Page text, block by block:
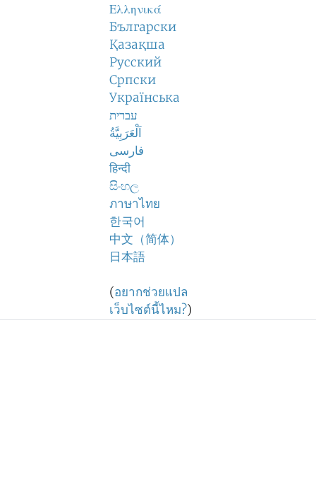
Ελληνικά
Български
Қазақша
Русский
Српски
Українська
עברית
اَلْعَرَبِيَّةُ
فارسی
हिन्दी
සිංහල
ภาษาไทย
한국어
中文（简体）
日本語
(อยากช่วยแปล
เว็บไซต์นี้ไหม?)